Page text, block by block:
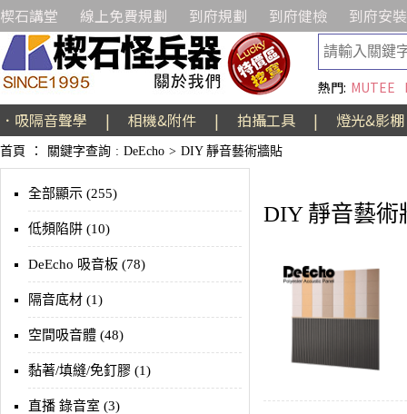
楔石講堂 線上免費規劃 到府規劃 到府健檢 到府安裝
熱門: MUTEE
．吸隔音聲學 | 相機&附件 | 拍攝工具 | 燈光&影棚
首頁 ： 關鍵字查詢 : DeEcho > DIY 靜音藝術牆貼
全部顯示 (255)
低頻陷阱 (10)
DeEcho 吸音板 (78)
隔音底材 (1)
空間吸音體 (48)
黏著/填縫/免釘膠 (1)
直播 錄音室 (3)
DIY 靜音藝術